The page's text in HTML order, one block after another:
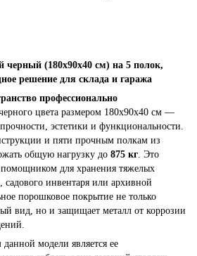
черный (180х90х40 см) на 5 полок,
решение для склада и гаража
профессионально
цвета размером 180х90х40 см —
эстетики и функциональности.
и пяти прочным полкам из
общую нагрузку до 875 кг . Это
для хранения тяжелых
садового инвентаря или архивной
порошковое покрытие не только
вид, но и защищает металл от коррозии
модели является ее